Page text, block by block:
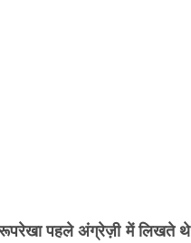
रूपरेखा पहले अंग्रेज़ी में लिखते थे